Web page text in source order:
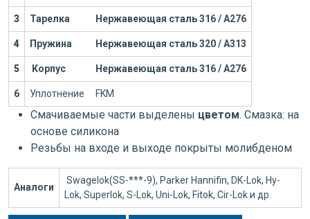
3 Тарелка Нержавеющая сталь 316 / А276
4 Пружина Нержавеющая сталь 320 / А313
5 Корпус Нержавеющая сталь 316 / А276
6 Уплотнение FKM
Смачиваемые части выделены цветом. Смазка: на
основе силикона
Резьбы на входе и выходе покрыты молибденом
Аналоги
Swagelok(SS-***-9), Parker Hannifin, DK-Lok, Hy-
Lok, Superlok, S-Lok, Uni-Lok, Fitok, Cir-Lok и др.